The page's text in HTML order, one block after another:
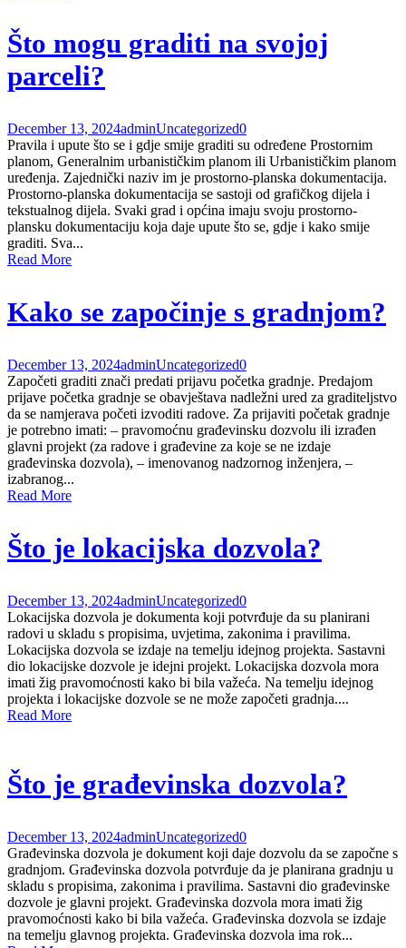
Što mogu graditi na svojoj
parceli?
December 13, 2024adminUncategorized0
Pravila i upute što se i gdje smije graditi su određene Prostornim
planom, Generalnim urbanističkim planom ili Urbanističkim planom
uređenja. Zajednički naziv im je prostorno-planska dokumentacija.
Prostorno-planska dokumentacija se sastoji od grafičkog dijela i
tekstualnog dijela. Svaki grad i općina imaju svoju prostorno-
plansku dokumentaciju koja daje upute što se, gdje i kako smije
graditi. Sva...
Read More
Kako se započinje s gradnjom?
December 13, 2024adminUncategorized0
Započeti graditi znači predati prijavu početka gradnje. Predajom
prijave početka gradnje se obavještava nadležni ured za graditeljstvo
da se namjerava početi izvoditi radove. Za prijaviti početak gradnje
je potrebno imati: – pravomoćnu građevinsku dozvolu ili izrađen
glavni projekt (za radove i građevine za koje se ne izdaje
građevinska dozvola), – imenovanog nadzornog inženjera, –
izabranog...
Read More
Što je lokacijska dozvola?
December 13, 2024adminUncategorized0
Lokacijska dozvola je dokumenta koji potvrđuje da su planirani
radovi u skladu s propisima, uvjetima, zakonima i pravilima.
Lokacijska dozvola se izdaje na temelju idejnog projekta. Sastavni
dio lokacijske dozvole je idejni projekt. Lokacijska dozvola mora
imati žig pravomoćnosti kako bi bila važeća. Na temelju idejnog
projekta i lokacijske dozvole se ne može započeti gradnja....
Read More
Što je građevinska dozvola?
December 13, 2024adminUncategorized0
Građevinska dozvola je dokument koji daje dozvolu da se započne s
gradnjom. Građevinska dozvola potvrđuje da je planirana gradnju u
skladu s propisima, zakonima i pravilima. Sastavni dio građevinske
dozvole je glavni projekt. Građevinska dozvola mora imati žig
pravomoćnosti kako bi bila važeća. Građevinska dozvola se izdaje
na temelju glavnog projekta. Građevinska dozvola ima rok...